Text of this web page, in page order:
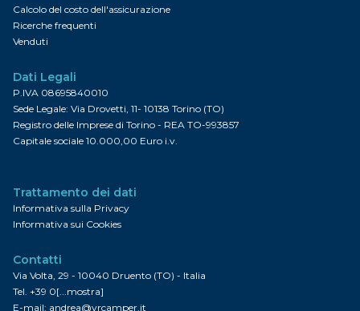
Calcolo del costo dell'assicurazione
Ricerche frequenti
Venduti
Dati Legali
P.IVA 08695840010
Sede Legale: Via Drovetti, 11- 10138 Torino (TO)
Registro delle Imprese di Torino - REA TO-993857
Capitale sociale 10.000,00 Euro i.v.
Trattamento dei dati
Informativa sulla Privacy
Informativa sui Cookies
Contatti
Via Volta, 29 - 10040 Druento (TO) - Italia
Tel. +39 0[...mostra]
E-mail: andrea@vrcamper.it